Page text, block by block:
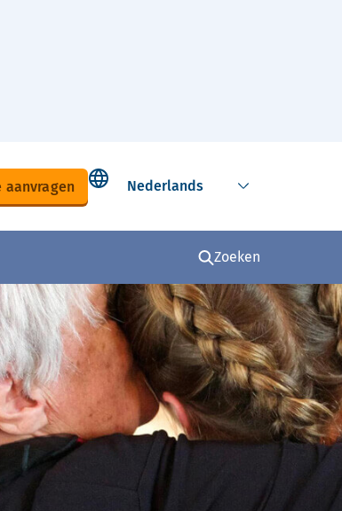
Select language
Zoeken